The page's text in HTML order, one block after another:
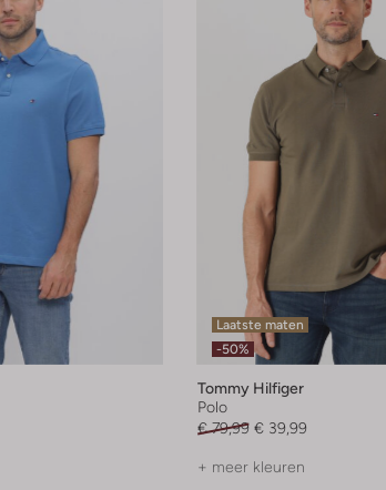
Laatste maten
-50%
Tommy Hilfiger
Polo
€ 79,99 € 39,99
+ meer kleuren